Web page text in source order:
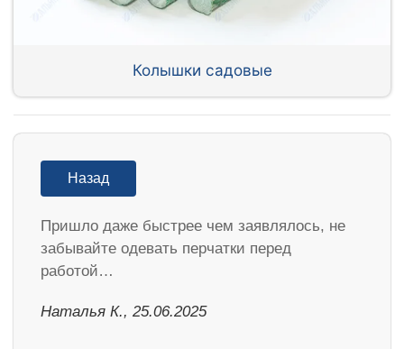
Колышки садовые
Назад
Пришло даже быстрее чем заявлялось, не
забывайте одевать перчатки перед
работой…
Наталья К., 25.06.2025